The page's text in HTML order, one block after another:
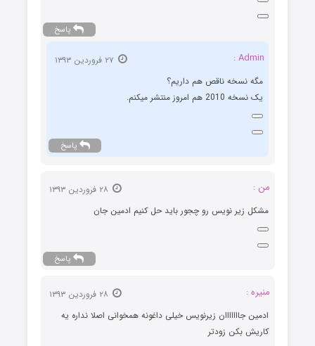
پاسخ
Admin :
مگه نسخه ناقص هم داریم؟
یک نسخه 2010 هم امروز منتشر میکنم.
پاسخ
من :
مشکل زیر نویس رو چجور باید حل کنیم ادمین جان
پاسخ
منیره :
ادمین جااااااان زیرنویس خیلی داغونه همخوانی اصلا نداره یه
کاریش بکن زودتر